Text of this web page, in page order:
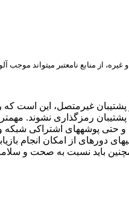
از منابع نامعتبر میتواند موجب
غیرمتصل، این است
رمزگذاری نشوند.
حتی پوشههای اشتراکی شبکه
دورهای از امکان
همچنین باید نسبت به صحت و